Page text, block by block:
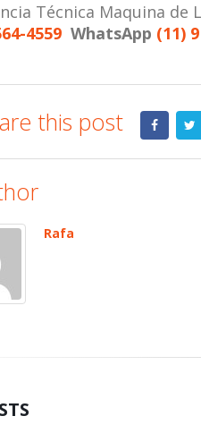
Técnica Maquina de
4559 WhatsApp (11)
this post
Rafa